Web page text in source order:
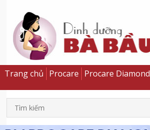
Trang chủ Procare Procare Diamond